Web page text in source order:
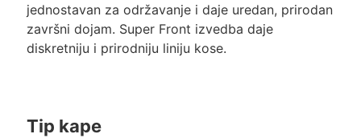
jednostavan za održavanje i daje uredan, prirodan
završni dojam. Super Front izvedba daje
diskretniju i prirodniju liniju kose.
Tip kape